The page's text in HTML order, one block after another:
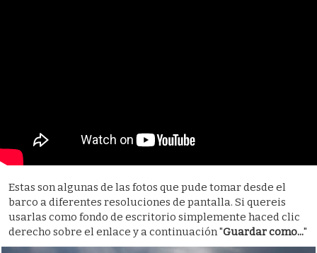
Estas son algunas de las fotos que pude tomar desde el
barco a diferentes resoluciones de pantalla. Si quereis
usarlas como fondo de escritorio simplemente haced clic
derecho sobre el enlace y a continuación "Guardar como..."